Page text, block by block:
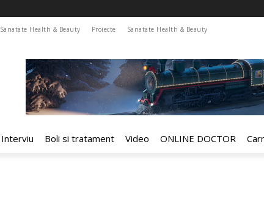
Sanatate Health & Beauty Proiecte Sanatate Health & Beauty
Interviu Boli si tratament Video ONLINE DOCTOR